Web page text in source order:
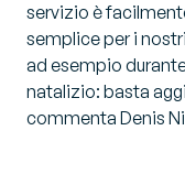
servizio è
semplice per i
ad esempio
natalizio: basta
commenta Denis